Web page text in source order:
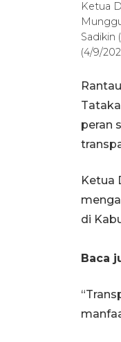
Ketua
Sadikin
(4/9/
peran
Ketua
di
Baca